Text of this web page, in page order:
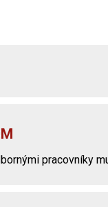
pracovníky